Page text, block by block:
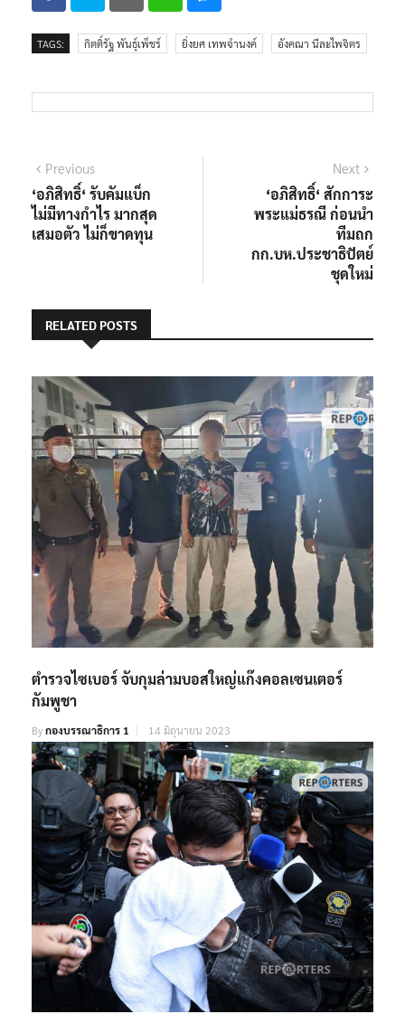
TAGS: กิตติ์รัฐ พันธุ์เพ็ชร์ ยิ่งยศ เทพจำนงค์ อังคณา นีละไพจิตร
แนะแนว
เรื่อง
PreviousPrevious
post:
‘อภิสิทธิ์‘ รับคัมแบ็ก
ไม่มีทางกำไร มากสุด
เสมอตัว ไม่ก็ขาดทุน
Next
post:
‘อภิสิทธิ์‘ สักการะ
พระแม่ธรณี ก่อนนำ
ทีมถก
กก.บห.ประชาธิปัตย์
ชุดใหม่
RELATED POSTS
ตำรวจไซเบอร์ จับกุมล่ามบอสใหญ่แก๊งคอลเซนเตอร์
กัมพูชา
Byกองบรรณาธิการ 1 14 มิถุนายน 2023